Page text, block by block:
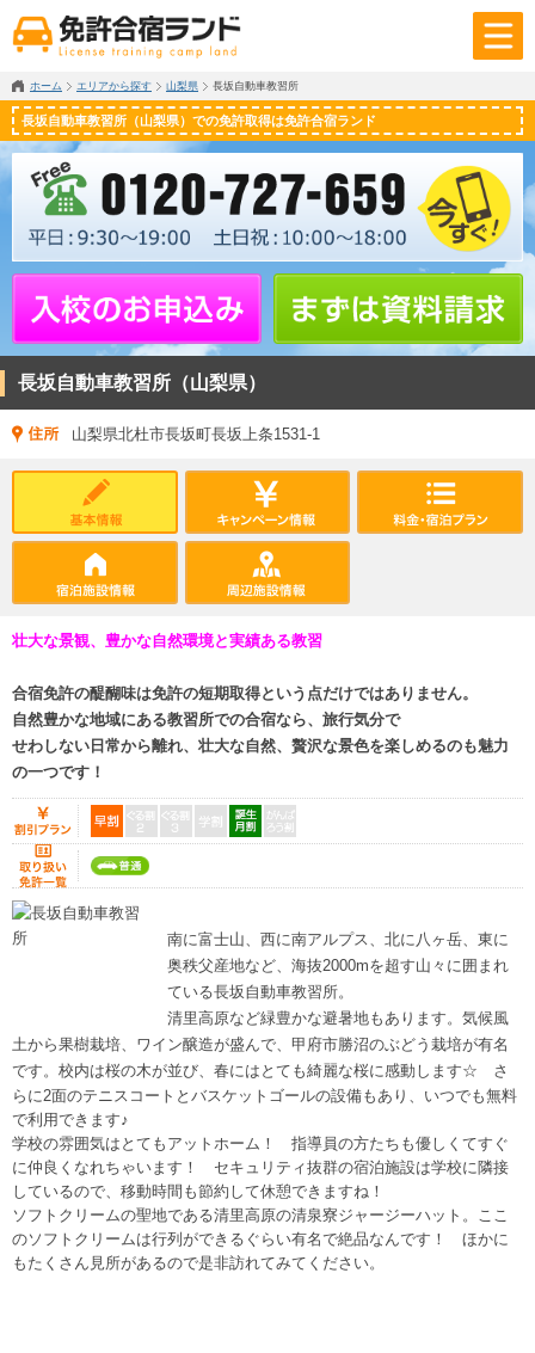
ホーム エリアから探す 山梨県 長坂自動車教習所
長坂自動車教習所（山梨県）での免許取得は免許合宿ランド
長坂自動車教習所（山梨県）
山梨県北杜市長坂町長坂上条1531-1
壮大な景観、豊かな自然環境と実績ある教習
合宿免許の醍醐味は免許の短期取得という点だけではありません。
自然豊かな地域にある教習所での合宿なら、旅行気分で
せわしない日常から離れ、壮大な自然、贅沢な景色を楽しめるのも魅力
の一つです！
南に富士山、西に南アルプス、北に八ヶ岳、東に
奥秩父産地など、海抜2000mを超す山々に囲まれ
ている長坂自動車教習所。
清里高原など緑豊かな避暑地もあります。気候風
土から果樹栽培、ワイン醸造が盛んで、甲府市勝沼のぶどう栽培が有名
です。 校内は桜の木が並び、春にはとても綺麗な桜に感動します☆ さ
らに2面のテニスコートとバスケットゴールの設備もあり、いつでも無料
で利用できます♪
学校の雰囲気はとてもアットホーム！ 指導員の方たちも優しくてすぐ
に仲良くなれちゃいます！ セキュリティ抜群の宿泊施設は学校に隣接
しているので、移動時間も節約して休憩できますね！
ソフトクリームの聖地である清里高原の清泉寮ジャージーハット。ここ
のソフトクリームは行列ができるぐらい有名で絶品なんです！ ほかに
もたくさん見所があるので是非訪れてみてください。